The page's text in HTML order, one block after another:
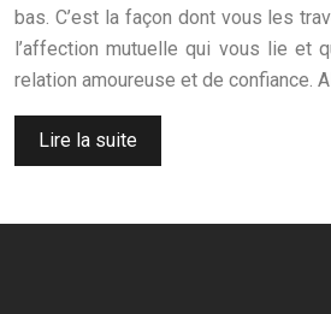
bas. C’est la façon dont vous les
l’affection mutuelle qui vous lie et
relation amoureuse et de confiance.
Lire la suite